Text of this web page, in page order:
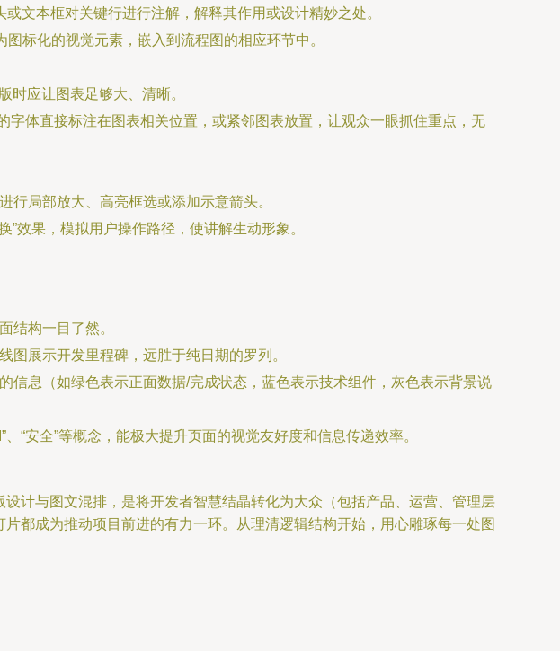
文本框对关键行进行注解，解释其作用或设计精妙之处。
标化的视觉元素，嵌入到流程图的相应环节中。
时应让图表足够大、清晰。
字体直接标注在图表相关位置，或紧邻图表放置，让观众一眼抓住重点，无
行局部放大、高亮框选或添加示意箭头。
效果，模拟用户操作路径，使讲解生动形象。
结构一目了然。
展示开发里程碑，远胜于纯日期的罗列。
信息（如绿色表示正面数据/完成状态，蓝色表示技术组件，灰色表示背景说
“安全”等概念，能极大提升页面的视觉友好度和信息传递效率。
计与图文混排，是将开发者智慧结晶转化为大众（包括产品、运营、管理层
都成为推动项目前进的有力一环。从理清逻辑结构开始，用心雕琢每一处图